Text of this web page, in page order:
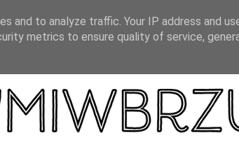
and to analyze traffic. Your IP address and
metrics to ensure quality of service,